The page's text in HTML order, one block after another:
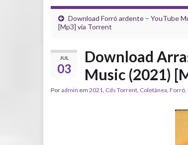
Download Forró ardente – YouTube
[Mp3] via Torrent
JUL
03
Download
Music (2021)
Poradmin em 2021, Cds Torrent, Coletânea, Forró,